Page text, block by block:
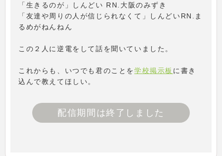
「生きるのが」しんどい RN.大阪のみずき
「友達や周りの人が信じられなくて」しんどいRN.ま
るめがねんねん
この２人に逆電をして話を聞いていました。
これからも、いつでも君のことを学校掲示板 に書き
込んで教えてほしい。
配信期間は終了しました